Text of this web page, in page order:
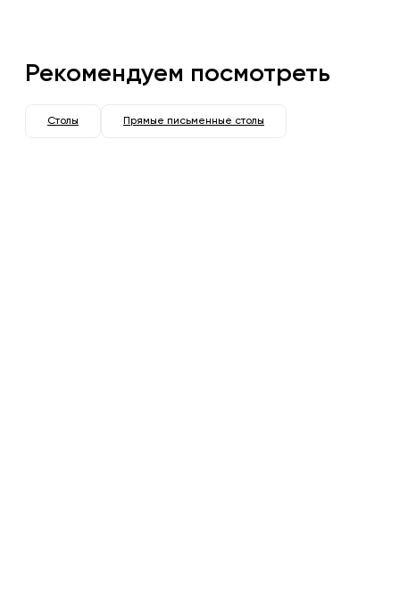
Рекомендуем посмотреть
Столы Прямые письменные столы